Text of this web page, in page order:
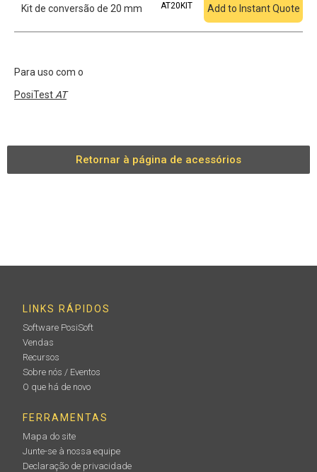
Kit de conversão de 20 mm AT20KIT Add to Instant Quote
Para uso com o
PosiTest AT
Retornar à página de acessórios
LINKS RÁPIDOS
Software PosiSoft
Vendas
Recursos
Sobre nós / Eventos
O que há de novo
FERRAMENTAS
Mapa do site
Junte-se à nossa equipe
Declaração de privacidade